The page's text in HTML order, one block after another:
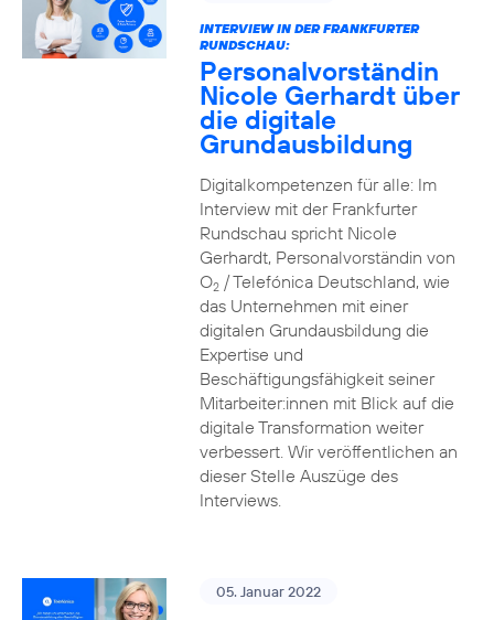
INTERVIEW IN DER FRANKFURTER
RUNDSCHAU:
Personalvorständin
Nicole Gerhardt über
die digitale
Grundausbildung
Digitalkompetenzen für alle: Im
Interview mit der Frankfurter
Rundschau spricht Nicole
Gerhardt, Personalvorständin von
O2/ Telefónica Deutschland, wie
das Unternehmen mit einer
digitalen Grundausbildung die
Expertise und
Beschäftigungsfähigkeit seiner
Mitarbeiter:innen mit Blick auf die
digitale Transformation weiter
verbessert. Wir veröffentlichen an
dieser Stelle Auszüge des
Interviews.
05. Januar 2022